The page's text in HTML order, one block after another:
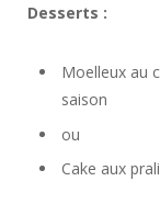
Desserts :
Moelleux au
saison
ou
Cake aux